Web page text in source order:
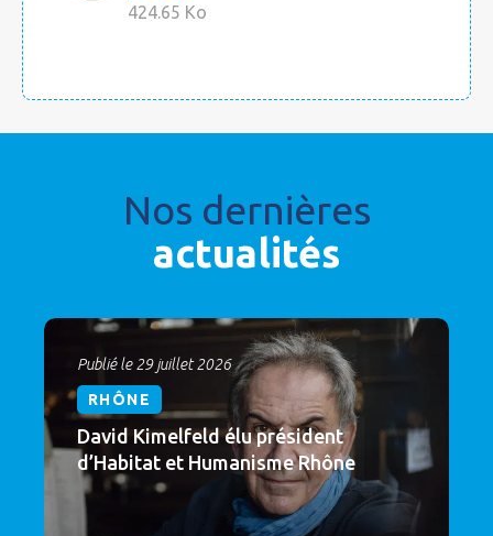
424.65 Ko
Nos dernières
actualités
Publié le 29 juillet 2026
RHÔNE
David Kimelfeld élu président
d’Habitat et Humanisme Rhône